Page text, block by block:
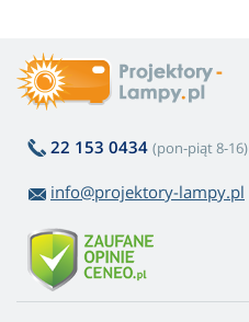
22 153 0434 (pon-piąt 8-16)
info@projektory-lampy.pl